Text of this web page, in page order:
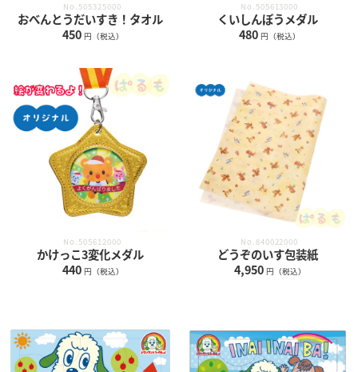
No.505325000
おべんとうだいすき！タオル
450 円（税込）
No.505613000
くいしんぼうメダル
480 円（税込）
No.505612000
かけっこ3変化メダル
440 円（税込）
No.840022000
どうぞのいす包装紙
4,950 円（税込）